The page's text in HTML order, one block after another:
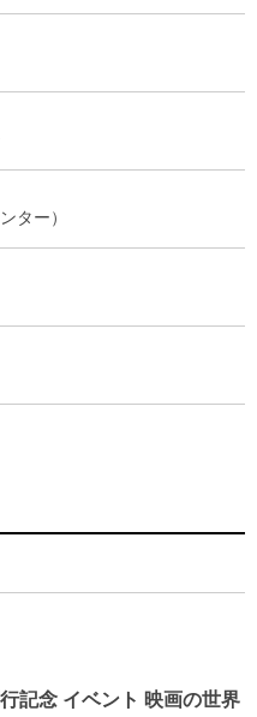
ター）
記念 イベント 映画の世界